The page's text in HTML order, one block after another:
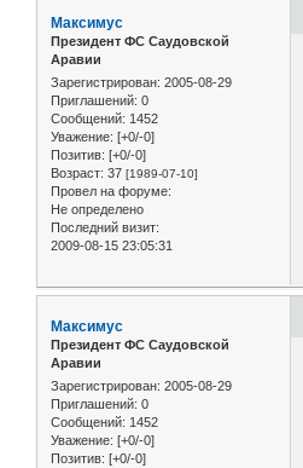
Максимус
Президент ФС Саудовской
Аравии
Зарегистрирован: 2005-08-29
Приглашений: 0
Сообщений: 1452
Уважение: [+0/-0]
Позитив: [+0/-0]
Возраст: 37 [1989-07-10]
Провел на форуме:
Не определено
Последний визит:
2009-08-15 23:05:31
Максимус
Президент ФС Саудовской
Аравии
Зарегистрирован: 2005-08-29
Приглашений: 0
Сообщений: 1452
Уважение: [+0/-0]
Позитив: [+0/-0]